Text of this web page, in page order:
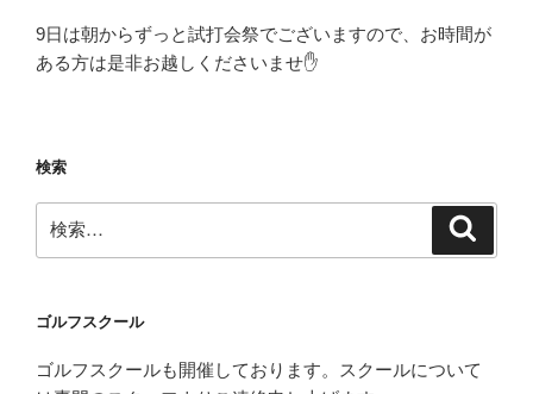
9日は朝からずっと試打会祭でございますので、お時間が
ある方は是非お越しくださいませ✋
検索
索:
ゴルフスクール
ゴルフスクールも開催しております。スクールについて